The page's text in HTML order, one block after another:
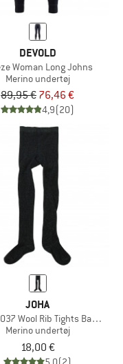
DEVOLD
Woman Long Johns
Merino undertøj
89,95 € 76,46 €
4,9(20)
JOHA
Wool Rib Tights Bamboo
Merino undertøj
18,00 €